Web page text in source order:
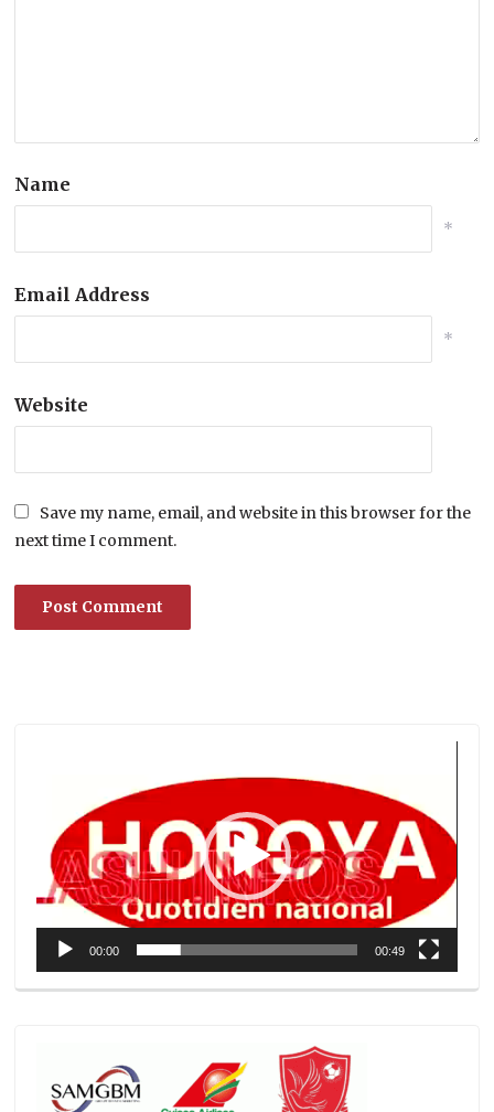
Name
*
Email Address
*
Website
Save my name, email, and website in this browser for the
next time I comment.
00:00 00:49